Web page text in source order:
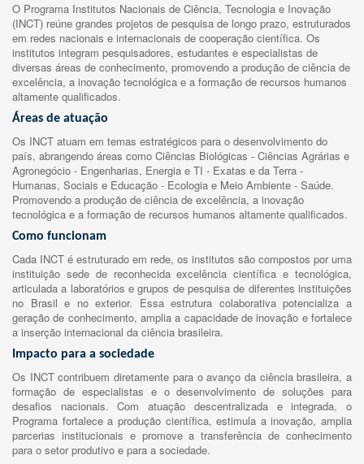
O Programa Institutos Nacionais de Ciência, Tecnologia e Inovação
(INCT) reúne grandes projetos de pesquisa de longo prazo, estruturados
em redes nacionais e internacionais de cooperação científica. Os
institutos integram pesquisadores, estudantes e especialistas de
diversas áreas de conhecimento, promovendo a produção de ciência de
excelência, a inovação tecnológica e a formação de recursos humanos
altamente qualificados.
Áreas de atuação
Os INCT atuam em temas estratégicos para o desenvolvimento do
país, abrangendo áreas como Ciências Biológicas - Ciências Agrárias e
Agronegócio - Engenharias, Energia e TI - Exatas e da Terra -
Humanas, Sociais e Educação - Ecologia e Meio Ambiente - Saúde.
Promovendo a produção de ciência de excelência, a inovação
tecnológica e a formação de recursos humanos altamente qualificados.
Como funcionam
Cada INCT é estruturado em rede, os institutos são compostos por uma
instituição sede de reconhecida excelência científica e tecnológica,
articulada a laboratórios e grupos de pesquisa de diferentes instituições
no Brasil e no exterior. Essa estrutura colaborativa potencializa a
geração de conhecimento, amplia a capacidade de inovação e fortalece
a inserção internacional da ciência brasileira.
Impacto para a sociedade
Os INCT contribuem diretamente para o avanço da ciência brasileira, a
formação de especialistas e o desenvolvimento de soluções para
desafios nacionais. Com atuação descentralizada e integrada, o
Programa fortalece a produção científica, estimula a inovação, amplia
parcerias institucionais e promove a transferência de conhecimento
para o setor produtivo e para a sociedade.